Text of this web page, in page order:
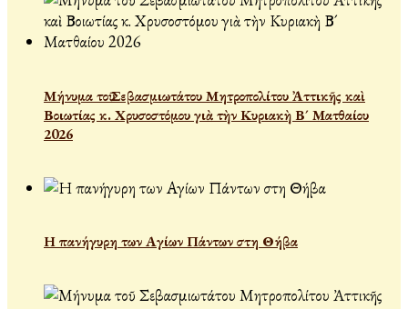
Μήνυμα τοῦ Σεβασμιωτάτου Μητροπολίτου Ἀττικῆς καὶ
Βοιωτίας κ. Χρυσοστόμου γιὰ τὴν Κυριακὴ Β´ Ματθαίου
2026
Η πανήγυρη των Αγίων Πάντων στη Θήβα